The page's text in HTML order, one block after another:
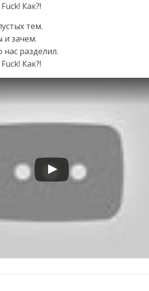
Как?!
тем.
и зачем.
разделил.
Как?!